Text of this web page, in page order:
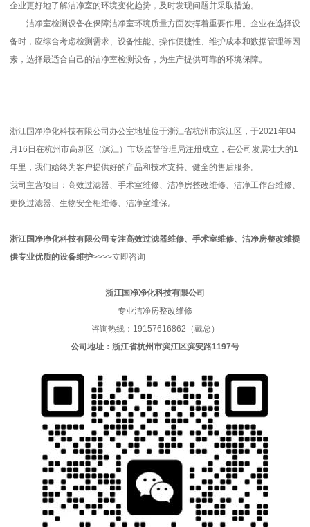
企业更好地了解洁净室的环境变化趋势，及时发现问题并采取措施。
洁净室检测设备在保障洁净室环境质量方面发挥着重要作用。企业在选择设
备时，应综合考虑检测需求、设备性能、操作便捷性、维护成本和数据管理等因
素，选择最适合自己的洁净室检测设备，为生产提供可靠的环境保障。
浙江国净净化科技有限公司办公室地址位于浙江省杭州市滨江区，于2021年04
月16日在杭州市高新区（滨江）市场监督管理局注册成立，在公司发展壮大的1
年里，我们始终为客户提供好的产品和技术支持、健全的售后服务。
我司主营项目：高效过滤器、手术室维修、洁净房整改维修、洁净工作台维修、
更换过滤器、生物安全柜维修、洁净室维保。
浙江国净净化科技有限公司 专注高效过滤器维修、手术室维修、洁净房整改维提
供专业优质的设备维护>>>>立即咨询
浙江国净净化科技有限公司
专业洁净房整改维修
咨询热线：19157616862（戴总）
公司地址：浙江省杭州市滨江区滨安路1197号